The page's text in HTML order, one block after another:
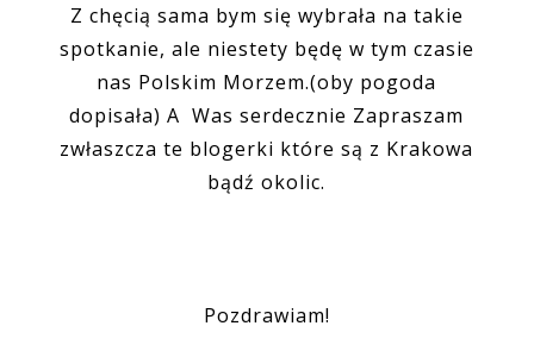
Z chęcią sama bym się wybrała na takie
spotkanie, ale niestety będę w tym czasie
nas Polskim Morzem.(oby pogoda
dopisała) A Was serdecznie Zapraszam
zwłaszcza te blogerki które są z Krakowa
bądź okolic.
Pozdrawiam!